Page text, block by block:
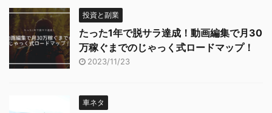
投資と副業
たった1年で脱サラ達成！動画編集で月30
万稼ぐまでのじゃっく式ロードマップ！
2023/11/23
車ネタ